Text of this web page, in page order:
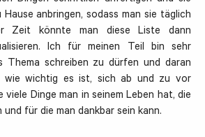
anbringen, sodass man sie täglich
Zeit könnte man diese Liste dann
Ich für meinen Teil bin sehr
Thema schreiben zu dürfen und daran
wie wichtig es ist, sich ab und zu vor
viele Dinge man in seinem Leben hat, die
für die man dankbar sein kann.